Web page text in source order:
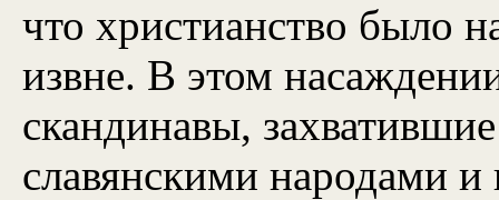
что христианство было
извне. В этом
скандинавы,
славянскими народами